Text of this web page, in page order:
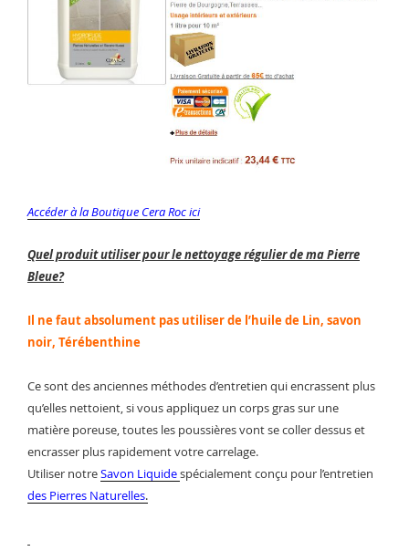
Accéder à la Boutique Cera Roc ici
Quel produit utiliser pour le nettoyage régulier de ma Pierre
Bleue?
Il ne faut absolument pas utiliser de l’huile de Lin, savon
noir, Térébenthine
Ce sont des anciennes méthodes d’entretien qui encrassent plus
qu’elles nettoient, si vous appliquez un corps gras sur une
matière poreuse, toutes les poussières vont se coller dessus et
encrasser plus rapidement votre carrelage.
Utiliser notreSavon Liquidespécialement conçu pour l’entretien
des Pierres Naturelles.